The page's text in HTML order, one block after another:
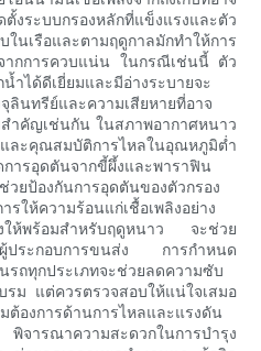
ระบบกรองหลักที่แข็งแรงและตัว
เรือและตามฤดูกาลมักทำให้การ
ากการควบแน่น ในกรณีเช่นนี้ ตัว
ำได้ดีเยี่ยมและมีอ่างระบายจะ
ลินทรีย์และความเสียหายที่อาจ
ำคัญเช่นกัน ในสภาพอากาศหนาว
ละคุณสมบัติการไหลในอุณหภูมิต่ำ
การอุดตันจากขี้ผึ้งและพาราฟิน
วยป้องกันการอุดตันของตัวกรอง
รให้ความร้อนแก่เชื้อเพลิงอย่าง
งให้พร้อมสำหรับฤดูหนาว จะช่วย
ประกอบการขนส่ง การกำหนด
รถทุกประเภทจะช่วยลดความซับ
ม แต่ควรตรวจสอบให้แน่ใจเสมอ
ต้องการด้านการไหลและแรงดัน
ารณาความสะดวกในการบำรุง